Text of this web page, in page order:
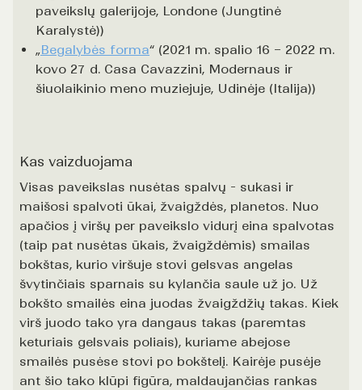
paveikslų galerijoje, Londone (Jungtinė
Karalystė))
„Begalybės forma“ (2021 m. spalio 16 – 2022 m.
kovo 27 d. Casa Cavazzini, Modernaus ir
šiuolaikinio meno muziejuje, Udinėje (Italija))
Kas vaizduojama
Visas paveikslas nusėtas spalvų - sukasi ir
maišosi spalvoti ūkai, žvaigždės, planetos. Nuo
apačios į viršų per paveikslo vidurį eina spalvotas
(taip pat nusėtas ūkais, žvaigždėmis) smailas
bokštas, kurio viršuje stovi gelsvas angelas
švytinčiais sparnais su kylančia saule už jo. Už
bokšto smailės eina juodas žvaigždžių takas. Kiek
virš juodo tako yra dangaus takas (paremtas
keturiais gelsvais poliais), kuriame abejose
smailės pusėse stovi po bokštelį. Kairėje pusėje
ant šio tako klūpi figūra, maldaujančias rankas